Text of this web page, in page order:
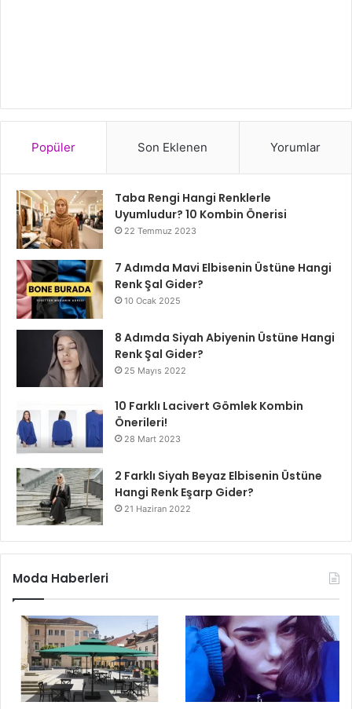
Popüler Son Eklenen Yorumlar
Taba Rengi Hangi Renklerle
Uyumludur? 10 Kombin Önerisi
22 Temmuz 2023
7 Adımda Mavi Elbisenin Üstüne Hangi
Renk Şal Gider?
10 Ocak 2025
8 Adımda Siyah Abiyenin Üstüne Hangi
Renk Şal Gider?
25 Mayıs 2022
10 Farklı Lacivert Gömlek Kombin
Önerileri!
28 Mart 2023
2 Farklı Siyah Beyaz Elbisenin Üstüne
Hangi Renk Eşarp Gider?
21 Haziran 2022
Moda Haberleri